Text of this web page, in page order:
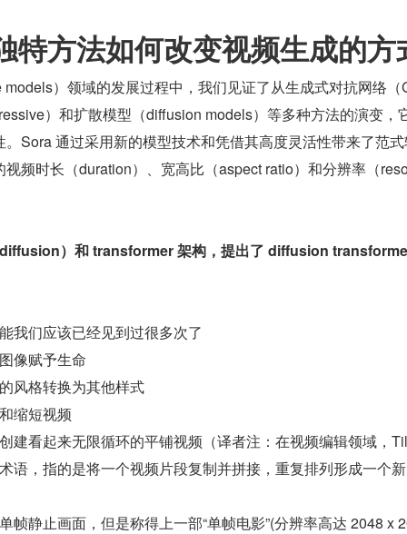
特方法如何改变视频生成的方
）领域的发展过程中，我们见证了从生成式对抗网络（
）和扩散模型（diffusion models）等多种方法的演变，
Sora 通过采用新的模型技术和凭借其高度灵活性带来了范
频时长（duration）、宽高比（aspect ratio）和分辨率（
）和 transformer 架构，提出了 diffusion
我们应该已经见到过很多次了
像赋予生命
风格转换为其他样式
缩短视频
建看起来无限循环的平铺视频（译者注：在视频编辑领域，
语，指的是将一个视频片段复制并拼接，重复排列形成一个
帧静止画面，但是称得上一部“单帧电影”(分辨率高达 2048 x